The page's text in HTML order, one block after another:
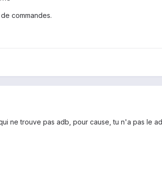
commandes.
ne trouve pas adb, pour cause, tu n'a pas le